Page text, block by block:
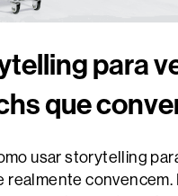
para
que
usar storytelling
realmente convencem.